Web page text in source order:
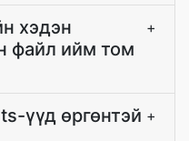
хэдэн
файл ийм том
+
үүд өргөнтэй +